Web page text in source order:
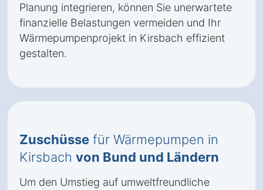
Planung integrieren, können Sie unerwartete
finanzielle Belastungen vermeiden und Ihr
Wärmepumpenprojekt in Kirsbach effizient
gestalten.
Zuschüsse für Wärmepumpen in
Kirsbach von Bund und Ländern
Um den Umstieg auf umweltfreundliche